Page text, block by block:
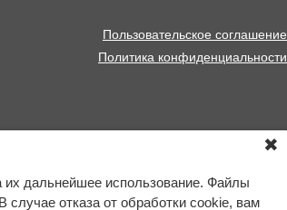
Пользовательское соглашение
Политика конфиденциальности
дальнейшее использование. Файлы
отказа от обработки cookie, вам
✖